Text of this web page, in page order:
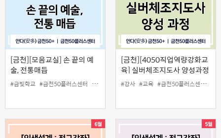
[금천][모음교실] 손 끝의 예
술, 전통매듭
#금빛학교 #금천50플러스센터 #모음교실.매듭 #예술 #인생설계
[금천][4050직업역량강화교
육] 실버체조지도사 양성과정
#강사 #교육 #금천50플러스센터